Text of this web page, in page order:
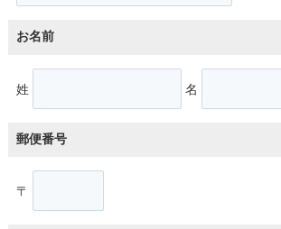
お名前
姓 名
郵便番号
〒